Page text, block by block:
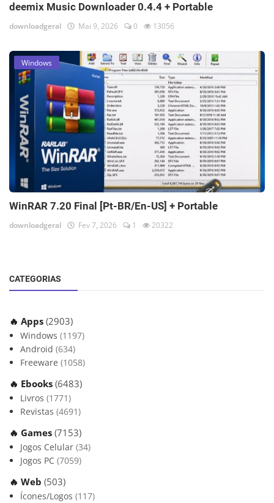
deemix Music Downloader 0.4.4 + Portable
downloadgeral Mai 9, 2026 0 13056
Windows
WinRAR 7.20 Final [Pt-BR/En-US] + Portable
downloadgeral Fev 7, 2026 1 20322
CATEGORIAS
🔥 Apps (2903)
Windows (1197)
Android (634)
Freeware (1058)
🔥 Ebooks (6483)
Livros (1771)
Revistas (4691)
🔥 Games (7153)
Jogos Celular (34)
Jogos PC (7059)
🔥 Web (503)
Ícones/Logos (117)